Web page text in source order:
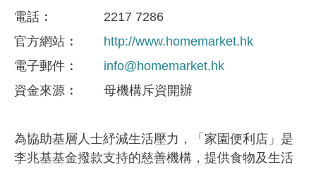
電話
2217 7286
官方網站
http://www.homemarket.hk
電子郵件
info@homemarket.hk
資金來​源
母機構斥資開辦
為協助基層人士紓減生活壓力，「家園便利店」是
李兆基基金撥款支持的慈善機構，提供食物及生活